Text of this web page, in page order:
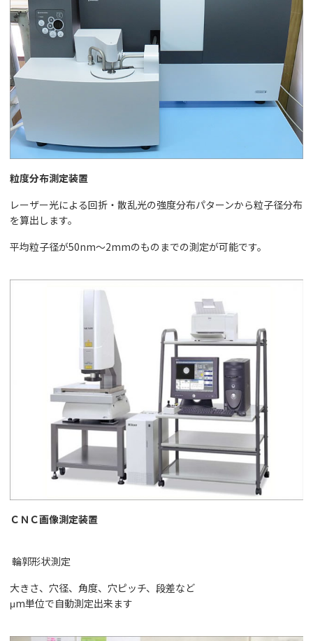
粒度分布測定装置
レーザー光による回折・散乱光の強度分布パターンから粒子径分布
を算出します。
平均粒子径が50nm～2mmのものまでの測定が可能です。
ＣＮＣ画像測定装置
輪郭形状測定
大きさ、穴径、角度、穴ピッチ、段差など
μm単位で自動測定出来ます